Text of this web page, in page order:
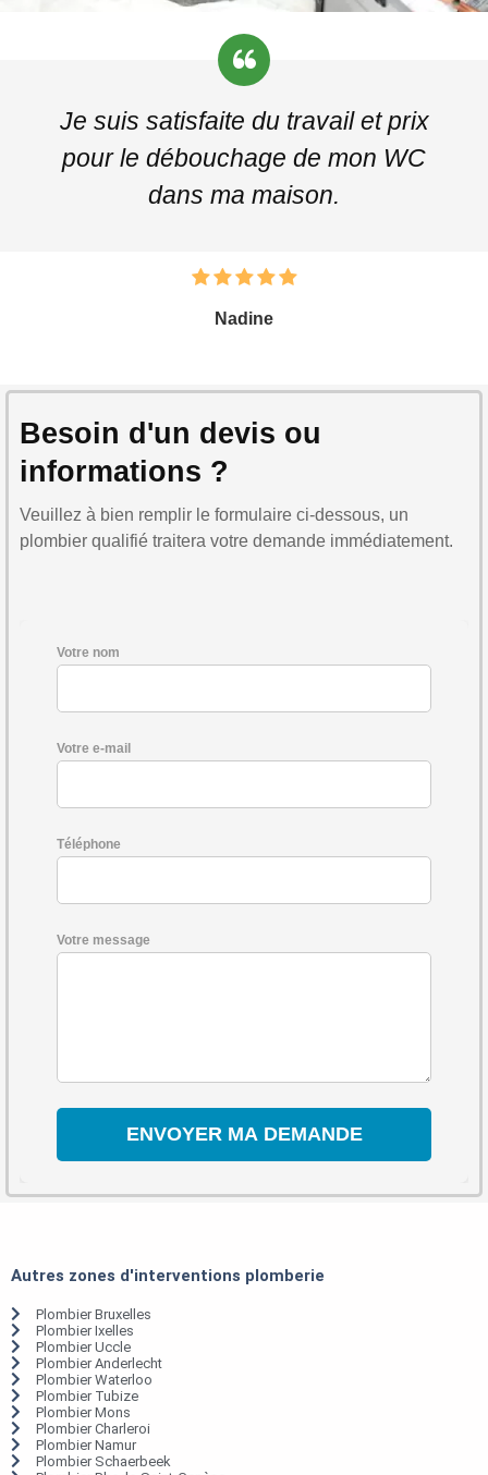
Je suis satisfaite du travail et prix
pour le débouchage de mon WC
dans ma maison.
Nadine
Besoin d'un devis ou
informations ?
Veuillez à bien remplir le formulaire ci-dessous, un
plombier qualifié traitera votre demande immédiatement.
Votre nom
Votre e-mail
Téléphone
Votre message
Autres zones d'interventions plomberie
Plombier Bruxelles
Plombier Ixelles
Plombier Uccle
Plombier Anderlecht
Plombier Waterloo
Plombier Tubize
Plombier Mons
Plombier Charleroi
Plombier Namur
Plombier Schaerbeek